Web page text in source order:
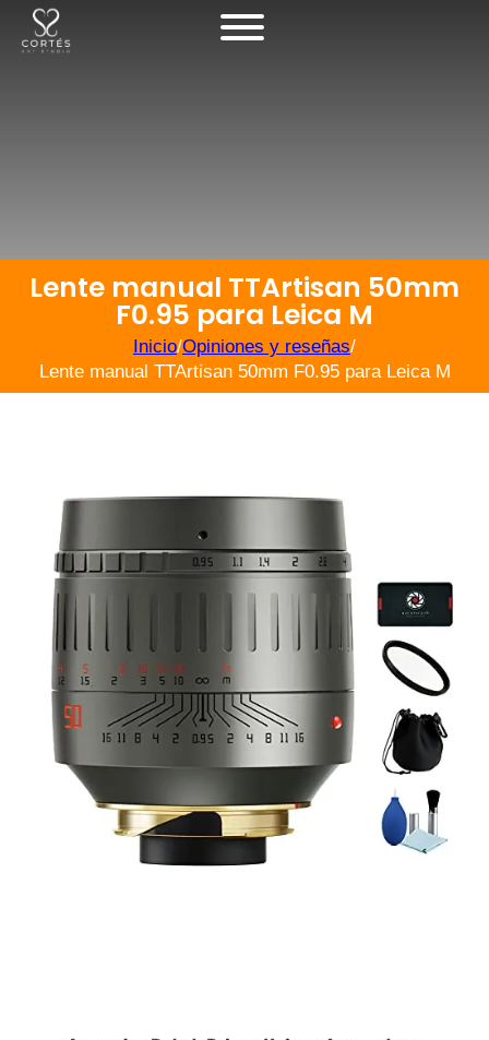
Lente manual TTArtisan 50mm
F0.95 para Leica M
Inicio/Opiniones y reseñas/
Lente manual TTArtisan 50mm F0.95 para Leica M